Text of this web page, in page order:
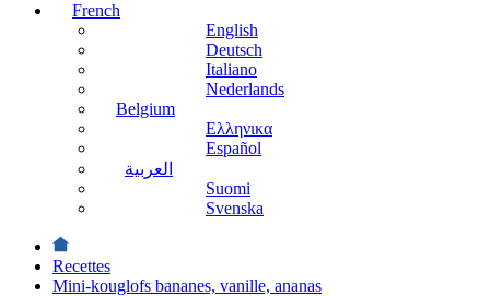
French
English
Deutsch
Italiano
Nederlands
Belgium
Ελληνικα
Español
العربية
Suomi
Svenska
Recettes
Mini-kouglofs bananes, vanille, ananas